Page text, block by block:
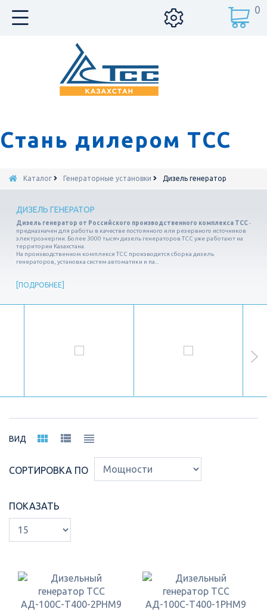
Стань дилером ТСС
0
Каталог Генераторные установки Дизель генератор
ДИЗЕЛЬ ГЕНЕРАТОР
Дизель генератор от Российского производственного комплекса ТСС-
предназначен для работы в качестве постоянного или резервного источников
электроэнергии. Более 3000 тысяч дизель генераторов ТСС уже работают на
территории Казахстана.
На производственном комплексе ТСС производится сборка дизель
генераторов, установка систем автоматики и па...
ПОДРОБНЕЕ
ВИД
СОРТИРОВКА ПО
ПОКАЗАТЬ